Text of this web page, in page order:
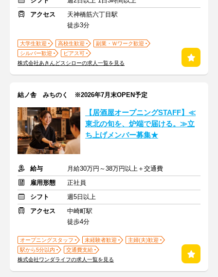
アクセス
天神橋筋六丁目駅
徒歩3分
大学生歓迎 高校生歓迎
副業・Ｗワーク歓迎
シルバー歓迎
ピアス可
株式会社あきんどスシローの求人一覧を見る
結ノ舎 みちのく ※2026年7月末OPEN予定
【居酒屋オープニングSTAFF】≪
東北の旬を、炉端で届ける。≫立
ち上げメンバー募集★
給与
月給30万円～38万円以上＋交通費
雇用形態
正社員
シフト
週5日以上
アクセス
中崎町駅
徒歩4分
オープニングスタッフ 未経験者歓迎
主婦(夫)歓迎
駅から5分以内
交通費支給
株式会社ワンダライフの求人一覧を見る